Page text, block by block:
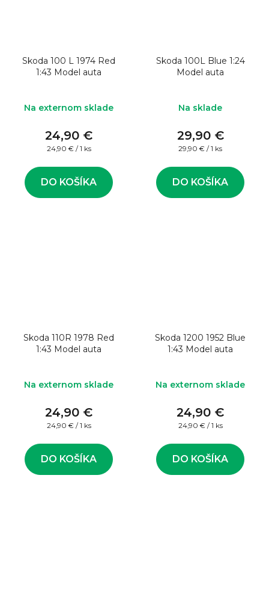
Skoda 100 L 1974 Red
1:43 Model auta
Na externom sklade
24,90 €
Jednotková
24,90 € / 1 ks
DO KOŠÍKA
Skoda 100L Blue 1:24
Model auta
Na sklade
29,90 €
Jednotková
29,90 € / 1 ks
DO KOŠÍKA
Skoda 110R 1978 Red
1:43 Model auta
Na externom sklade
24,90 €
Jednotková
24,90 € / 1 ks
DO KOŠÍKA
Skoda 1200 1952 Blue
1:43 Model auta
Na externom sklade
24,90 €
Jednotková
24,90 € / 1 ks
DO KOŠÍKA